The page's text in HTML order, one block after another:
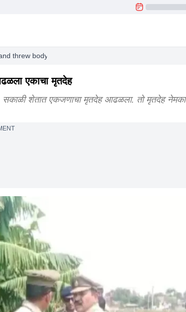
threw body in farm crime news marathi
एकाचा मृतदेह
सकाळी शेतात एकजणाचा मृतदेह आढळला. तो मृतदेह नेमका